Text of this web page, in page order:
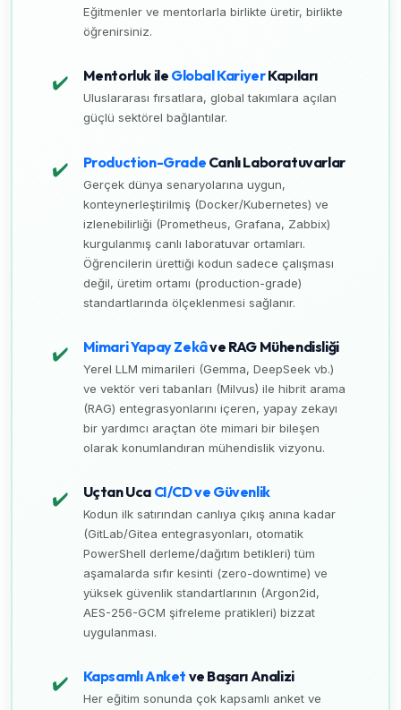
Eğitmenler ve mentorlarla birlikte üretir, birlikte
öğrenirsiniz.
✔️ Mentorluk ile Global KariyerKapıları
Uluslararası fırsatlara, global takımlara açılan
güçlü sektörel bağlantılar.
✔️ Production-Grade Canlı Laboratuvarlar
Gerçek dünya senaryolarına uygun,
konteynerleştirilmiş (Docker/Kubernetes) ve
izlenebilirliği (Prometheus, Grafana, Zabbix)
kurgulanmış canlı laboratuvar ortamları.
Öğrencilerin ürettiği kodun sadece çalışması
değil, üretim ortamı (production-grade)
standartlarında ölçeklenmesi sağlanır.
✔️ Mimari Yapay Zekâve RAG Mühendisliği
Yerel LLM mimarileri (Gemma, DeepSeek vb.)
ve vektör veri tabanları (Milvus) ile hibrit arama
(RAG) entegrasyonlarını içeren, yapay zekayı
bir yardımcı araçtan öte mimari bir bileşen
olarak konumlandıran mühendislik vizyonu.
✔️ Uçtan Uca CI/CD ve Güvenlik
Kodun ilk satırından canlıya çıkış anına kadar
(GitLab/Gitea entegrasyonları, otomatik
PowerShell derleme/dağıtım betikleri) tüm
aşamalarda sıfır kesinti (zero-downtime) ve
yüksek güvenlik standartlarının (Argon2id,
AES-256-GCM şifreleme pratikleri) bizzat
uygulanması.
✔️ Kapsamlı Anket ve Başarı Analizi
Her eğitim sonunda çok kapsamlı anket ve